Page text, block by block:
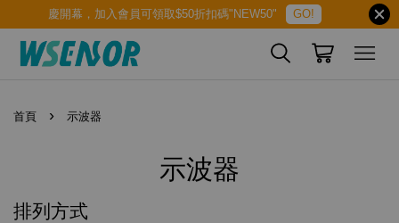
慶開幕，加入會員可領取$50折扣碼"NEW50" GO!
首頁 › 示波器
示波器
排列方式